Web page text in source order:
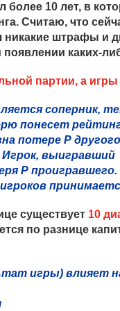
10 лет, в
Считаю, что
штрафы и
каких-
партии, а
соперник,
понесет рейтинг
потере Р
выигравший
Р проигравшего.
существует 10
по разнице
игры) влияет